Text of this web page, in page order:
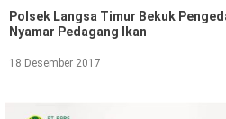
Polsek Langsa Timur Bekuk Pengedar Sabu
Nyamar Pedagang Ikan
18 Desember 2017